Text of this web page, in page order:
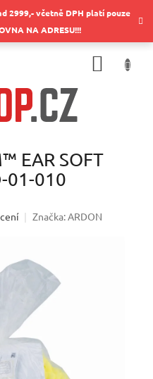
2999,- včetně DPH platí pouze
NA ADRESU!!!
EAR SOFT
01-010
Značka:ARDON